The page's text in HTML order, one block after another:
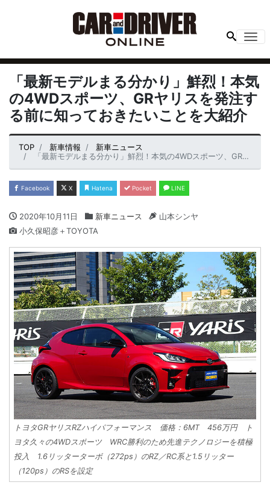
「最新モデルまる分かり」鮮烈！本気
の4WDスポーツ、GRヤリスを発注す
る前に知っておきたいことを大紹介
TOP 新車情報
新車ニュース
「最新モデルまる分かり」鮮烈！本気の4WDスポーツ、GRヤリスを発注する前に知っておきたいことを大紹介
Facebook X Hatena Pocket LINE
2020年10月11日 新車ニュース
山本シンヤ
小久保昭彦＋TOYOTA
トヨタGRヤリスRZハイパフォーマンス 価格：6MT 456万円 ト
ヨタ久々の4WDスポーツ WRC勝利のため先進テクノロジーを積極
投入 1.6リッターターボ（272ps）のRZ／RC系と1.5リッター
（120ps）のRSを設定